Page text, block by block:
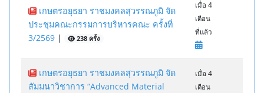
เกษตรอยุธยา ราชมงคลสุวรรณภูมิ จัด
ประชุมคณะกรรมการบริหารคณะ ครั้งที่
3/2569 | 238 ครั้ง
เมื่อ 4
เดือน
ที่แล้ว
เกษตรอยุธยา ราชมงคลสุวรรณภูมิ จัด
สัมมนาวิชาการ “Advanced Material
เมื่อ 4
เดือน